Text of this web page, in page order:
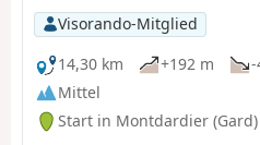
Visorando-Mitglied
14,30 km
+192 m -
Mittel
Start in Montdardier (Gard)